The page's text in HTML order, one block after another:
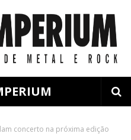
concerto na próxima edição